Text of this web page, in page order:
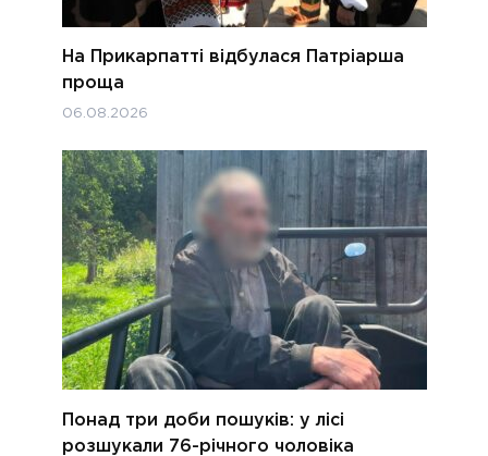
На Прикарпатті відбулася Патріарша
проща
06.08.2026
Понад три доби пошуків: у лісі
розшукали 76-річного чоловіка